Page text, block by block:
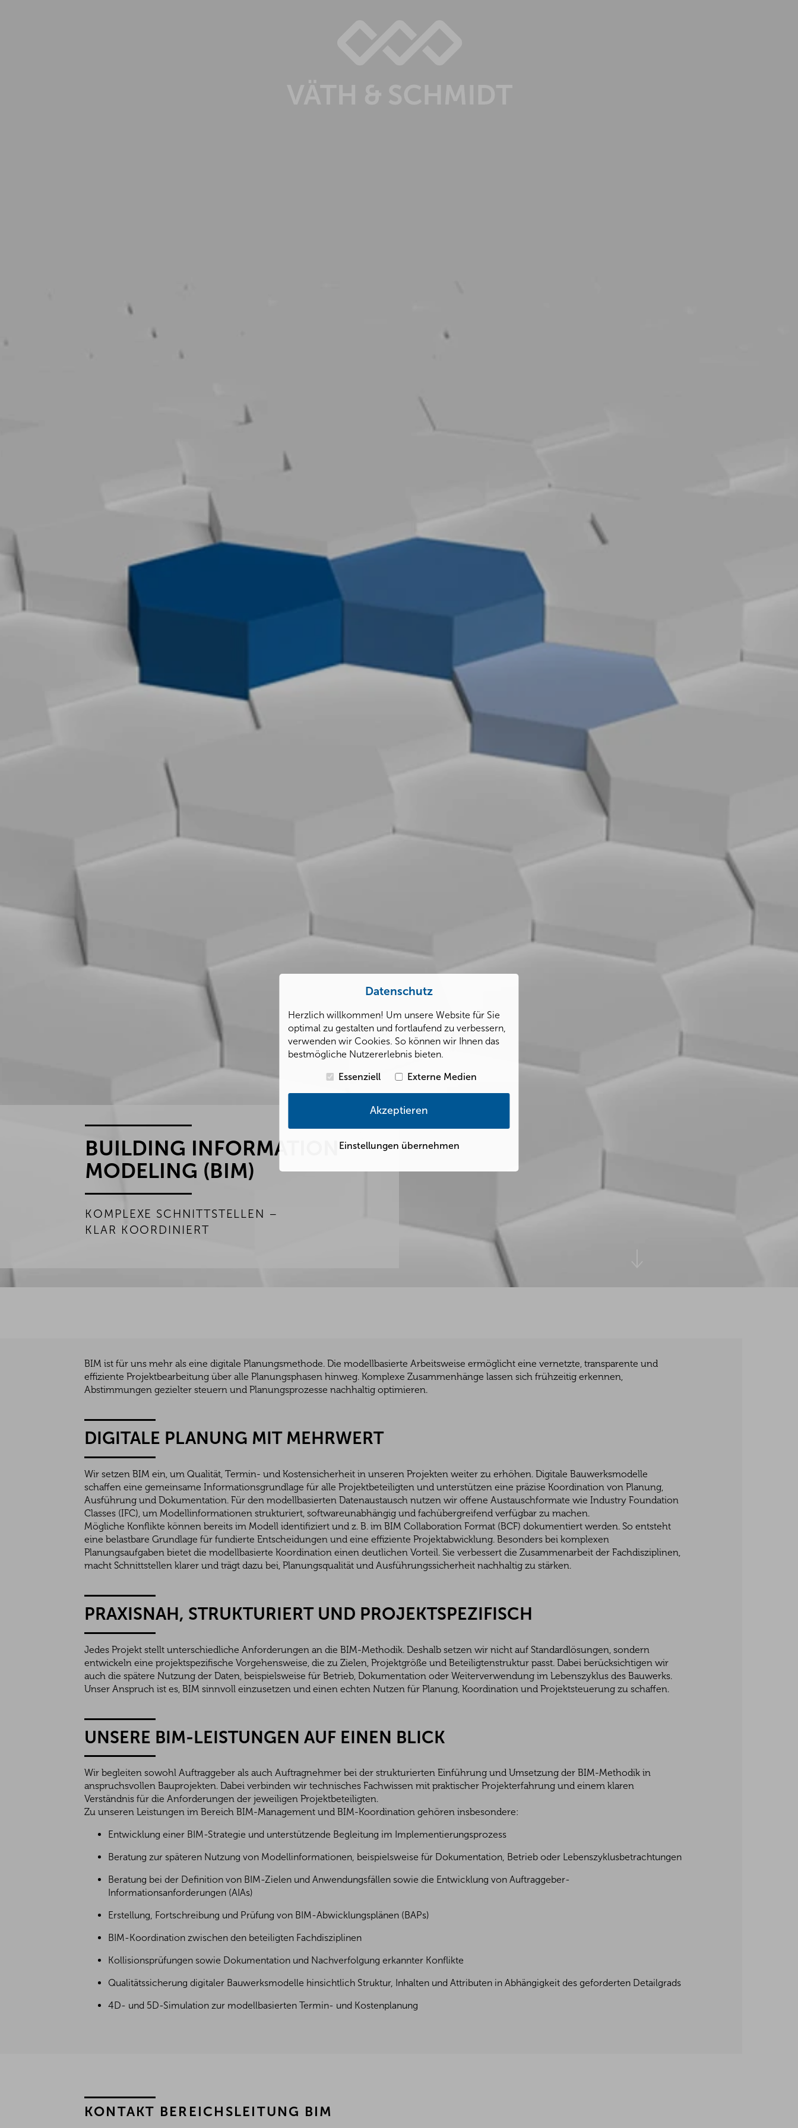
BUILDING INFORMATION
MODELING (BIM)
KOMPLEXE SCHNITTSTELLEN –
KLAR KOORDINIERT
BIM ist für uns mehr als eine digitale Planungsmethode. Die modellbasierte Arbeitsweise ermöglicht eine vernetzte, transparente und
effiziente Projektbearbeitung über alle Planungsphasen hinweg. Komplexe Zusammenhänge lassen sich frühzeitig erkennen,
Abstimmungen gezielter steuern und Planungsprozesse nachhaltig optimieren.
DIGITALE PLANUNG MIT MEHRWERT
Wir setzen BIM ein, um Qualität, Termin- und Kostensicherheit in unseren Projekten weiter zu erhöhen. Digitale Bauwerksmodelle
schaffen eine gemeinsame Informationsgrundlage für alle Projektbeteiligten und unterstützen eine präzise Koordination von Planung,
Ausführung und Dokumentation. Für den modellbasierten Datenaustausch nutzen wir offene Austauschformate wie Industry Foundation
Classes (IFC), um Modellinformationen strukturiert, softwareunabhängig und fachübergreifend verfügbar zu machen.
Mögliche Konflikte können bereits im Modell identifiziert und z. B. im BIM Collaboration Format (BCF) dokumentiert werden. So entsteht
eine belastbare Grundlage für fundierte Entscheidungen und eine effiziente Projektabwicklung. Besonders bei komplexen
Planungsaufgaben bietet die modellbasierte Koordination einen deutlichen Vorteil. Sie verbessert die Zusammenarbeit der Fachdisziplinen,
macht Schnittstellen klarer und trägt dazu bei, Planungsqualität und Ausführungssicherheit nachhaltig zu stärken.
PRAXISNAH, STRUKTURIERT UND PROJEKTSPEZIFISCH
Jedes Projekt stellt unterschiedliche Anforderungen an die BIM-Methodik. Deshalb setzen wir nicht auf Standardlösungen, sondern
entwickeln eine projektspezifische Vorgehensweise, die zu Zielen, Projektgröße und Beteiligtenstruktur passt. Dabei berücksichtigen wir
auch die spätere Nutzung der Daten, beispielsweise für Betrieb, Dokumentation oder Weiterverwendung im Lebenszyklus des Bauwerks.
Unser Anspruch ist es, BIM sinnvoll einzusetzen und einen echten Nutzen für Planung, Koordination und Projektsteuerung zu schaffen.
UNSERE BIM-LEISTUNGEN AUF EINEN BLICK
Wir begleiten sowohl Auftraggeber als auch Auftragnehmer bei der strukturierten Einführung und Umsetzung der BIM-Methodik in
anspruchsvollen Bauprojekten. Dabei verbinden wir technisches Fachwissen mit praktischer Projekterfahrung und einem klaren
Verständnis für die Anforderungen der jeweiligen Projektbeteiligten.
Zu unseren Leistungen im Bereich BIM-Management und BIM-Koordination gehören insbesondere:
Entwicklung einer BIM-Strategie und unterstützende Begleitung im Implementierungsprozess
Beratung zur späteren Nutzung von Modellinformationen, beispielsweise für Dokumentation, Betrieb oder Lebenszyklusbetrachtungen
Beratung bei der Definition von BIM-Zielen und Anwendungsfällen sowie die Entwicklung von Auftraggeber-
Informationsanforderungen (AIAs)
Erstellung, Fortschreibung und Prüfung von BIM-Abwicklungsplänen (BAPs)
BIM-Koordination zwischen den beteiligten Fachdisziplinen
Kollisionsprüfungen sowie Dokumentation und Nachverfolgung erkannter Konflikte
Qualitätssicherung digitaler Bauwerksmodelle hinsichtlich Struktur, Inhalten und Attributen in Abhängigkeit des geforderten Detailgrads
4D- und 5D-Simulation zur modellbasierten Termin- und Kostenplanung
KONTAKT BEREICHSLEITUNG BIM
Datenschutz
Herzlich willkommen! Um unsere Website für Sie
optimal zu gestalten und fortlaufend zu verbessern,
verwenden wir Cookies. So können wir Ihnen das
bestmögliche Nutzererlebnis bieten.
Essenziell
Externe Medien
Akzeptieren
Einstellungen übernehmen